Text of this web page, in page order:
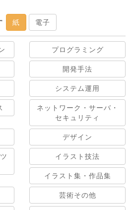
紙 電子
プログラミング
開発手法
システム運用
ネットワーク・サーバ・
セキュリティ
デザイン
イラスト技法
イラスト集・作品集
芸術その他